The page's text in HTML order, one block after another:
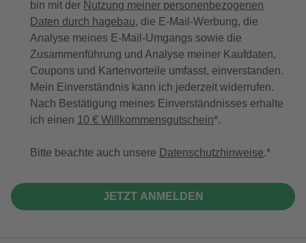
bin mit der Nutzung meiner personenbezogenen
Daten durch hagebau, die E-Mail-Werbung, die
Analyse meines E-Mail-Umgangs sowie die
Zusammenführung und Analyse meiner Kaufdaten,
Coupons und Kartenvorteile umfasst, einverstanden.
Mein Einverständnis kann ich jederzeit widerrufen.
Nach Bestätigung meines Einverständnisses erhalte
ich einen 10 € Willkommensgutschein*.
Bitte beachte auch unsere Datenschutzhinweise.
JETZT ANMELDEN